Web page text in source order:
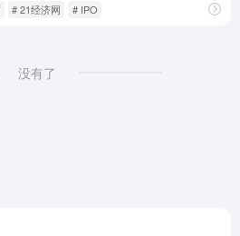
# 21经济网 # IPO
没有了